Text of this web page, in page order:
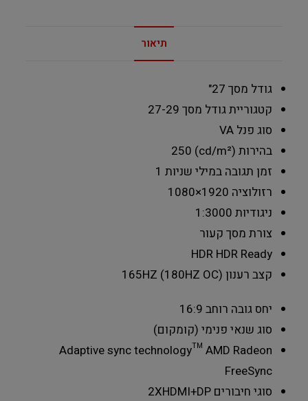
תיאור
גודל מסך 27"
קטגוריית גודל מסך 27-29
סוג פנלVA
בהירות (cd/m²)
250
זמן תגובה במילי שניות 1
רזולוציה 1920×1080
ניגודיות 1:3000
צורת מסך קעור
HDR HDR Ready
קצב רענון 165HZ (180HZ OC)
יחס גובה רוחב 16:9
סוג שנאי פנימי (קומקום)
Adaptive sync technology™ AMD Radeon
FreeSync
סוגי חיבורים2XHDMI+DP